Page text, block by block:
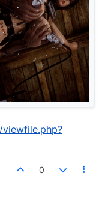
viewfile.php?
0